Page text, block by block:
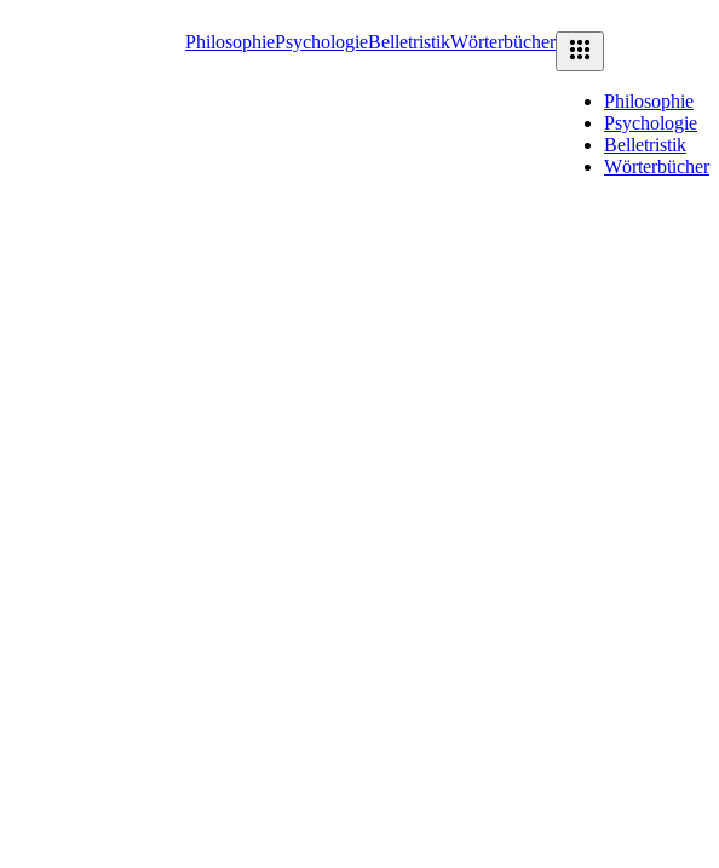
PhilosophiePsychologieBelletristikWörterbücher
Philosophie
Psychologie
Belletristik
Wörterbücher